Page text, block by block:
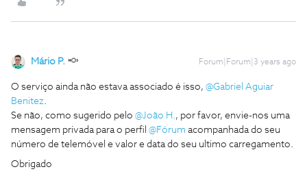
Mário P. Forum|Forum|3 years ago
O serviço ainda não estava associado é isso, @Gabriel Aguiar
Benitez.
Se não, como sugerido pelo @João H., por favor, envie-nos uma
mensagem privada para o perfil @Fórum acompanhada do seu
número de telemóvel e valor e data do seu ultimo carregamento.
Obrigado